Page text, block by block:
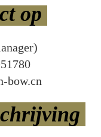
op
bow.cn